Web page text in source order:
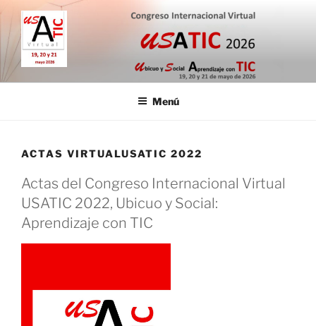
Saltar
contenido
CONGRESO INTERNACIONAL
VIRTUAL USATIC
Menú
ACTAS VIRTUALUSATIC 2022
Actas del Congreso Internacional Virtual
USATIC 2022, Ubicuo y Social:
Aprendizaje con TIC